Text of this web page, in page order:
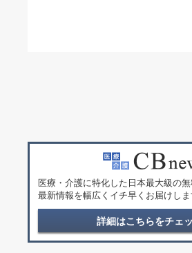
医療・介護に特化した日本最大級の無
最新情報を幅広くイチ早くお届けしま
詳細はこちらをチェ